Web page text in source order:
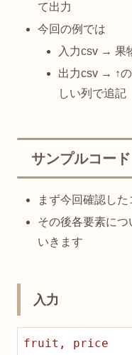
て出力
今回の例では
入力csv → 果
出力csv → ↑
しい列で追記
サンプルコード
まず今回確認し
その後各要素に
いきます
入力
fruit,
price